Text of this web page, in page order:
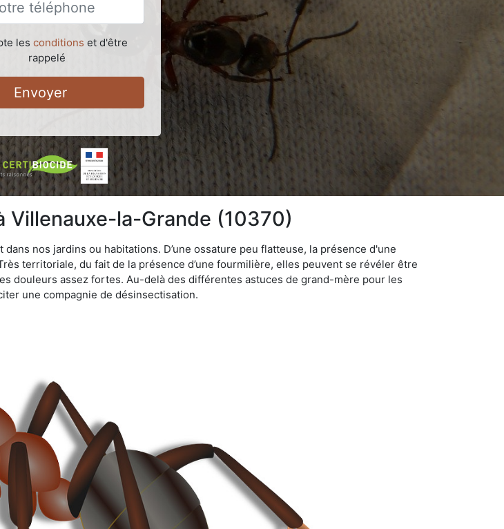
les conditions et d'être
rappelé
Envoyer
Villenauxe-la-Grande (10370)
dans nos jardins ou habitations. D’une ossature peu flatteuse, la présence d'une
territoriale, du fait de la présence d’une fourmilière, elles peuvent se révéler être
douleurs assez fortes. Au-delà des différentes astuces de grand-mère pour les
une compagnie de désinsectisation.